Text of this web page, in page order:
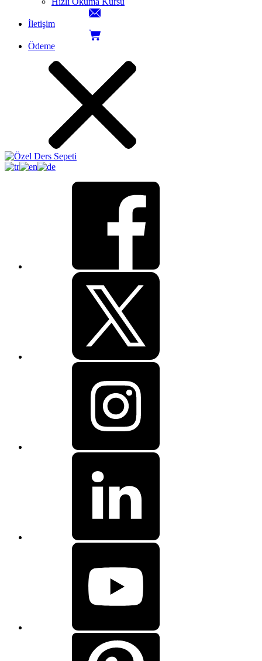
İletişim
Ödeme